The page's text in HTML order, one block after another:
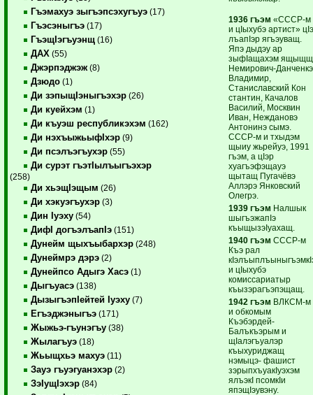
Гъэмахуэ зыгъэпсэхугъуэ (17)
Гъэсэныгъэ (17)
ГъэщIэгъуэнщ (16)
ДАХ (55)
Джэрпэджэж (8)
Дзюдо (1)
Ди зэпыщIэныгъэхэр (26)
Ди куейхэм (1)
Ди къуэш республикэхэм (162)
Ди нэхъыжьыфIхэр (9)
Ди псэлъэгъухэр (55)
Ди сурэт гъэтIылъыгъэхэр
(258)
Ди хьэщIэщым (26)
Ди хэкуэгъухэр (3)
Дин Iуэху (54)
ДифI догъэлъапIэ (151)
Дунейм щыхъыбархэр (248)
Дунеймрэ дэрэ (2)
Дунейпсо Адыгэ Хасэ (1)
Дыгъуасэ (138)
ДызыгъэпIейтей Iуэху (7)
Егъэджэныгъэ (171)
Жыжьэ-гъунэгъу (38)
Жылагъуэ (18)
Жьыщхьэ махуэ (11)
Зауэ гъуэгуанэхэр (2)
ЗэIущIэхэр (84)
1936 гъэм «СССР-м
и цIыхубэ артист»
лъапIэр ягъэуващ.
Япэ дыдэу ар
зыфIащахэм ящыщщ
Немирович-Данченкэ
Владимир,
Станиславский Кон
стантин, Качалов
Василий, Москвин
Иван, Неждановэ
Антонинэ сымэ.
СССР-м и тхыдэм
щыиу жьрейуэ, 1991
гъэм, а цIэр
хуагъэфэщауэ
щытащ Пугачёвэ
Аллэрэ Янковский
Олегрэ.
1939 гъэм Налшык
шыгъэжапIэ
къыщызэIуахащ.
1940 гъэм СССР-м
Къэ рал
и цIыхубэ
комиссариатыр
къызэрагъэпэщащ.
1942 гъэм ВЛКСМ-м
и обкомым
Къэбэрдей-
Балъкъэрым и
щIалэгъуалэр
къыхуриджащ
нэмыцэ- фашист
зэрыпхъуакIуэхэм
ялъэкI псомкIи
япэщIэувэну.